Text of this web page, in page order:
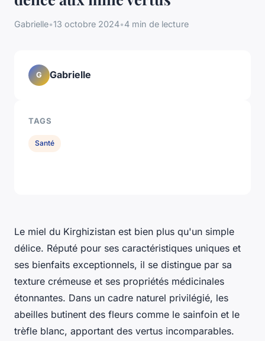
Gabrielle•13 octobre 2024•4 min de lecture
Le miel du Kirghizistan est bien plus qu'un simple
délice. Réputé pour ses caractéristiques uniques et
ses bienfaits exceptionnels, il se distingue par sa
texture crémeuse et ses propriétés médicinales
étonnantes. Dans un cadre naturel privilégié, les
abeilles butinent des fleurs comme le sainfoin et le
trèfle blanc, apportant des vertus incomparables.
G Gabrielle
TAGS
Santé